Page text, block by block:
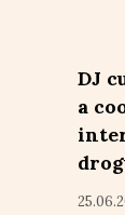
DJ
a